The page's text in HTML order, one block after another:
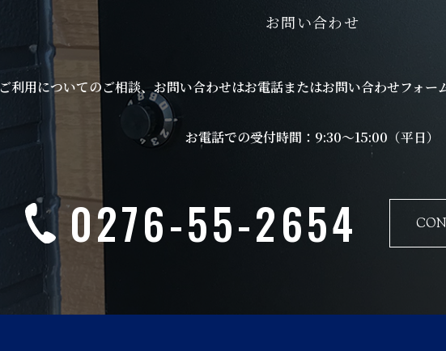
お問い合わせ
ご利用についてのご相談、お問い合わせはお電話またはお問い合わせフォ
お電話での受付時間：9:30～15:00（平日）
0276-55-2654